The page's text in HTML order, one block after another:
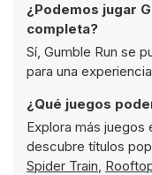
¿Podemos jugar
completa?
Sí, Gumble Run se
para una
¿Qué juegos
Explora más juegos
descubre títulos
Spider Train,